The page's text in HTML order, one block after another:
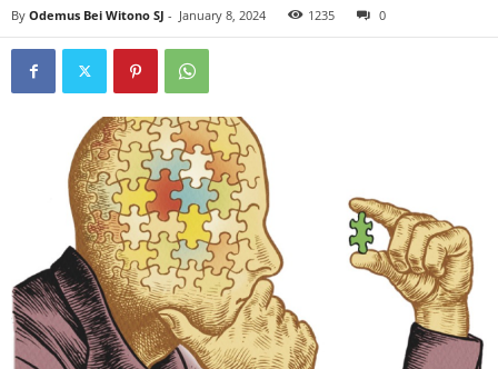
By Odemus Bei Witono SJ - January 8, 2024 1235 0